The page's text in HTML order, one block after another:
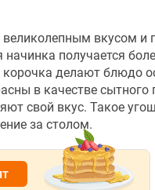
вкусом и
получается
делают блюдо
в качестве сытного
свой вкус. Такое
за столом.